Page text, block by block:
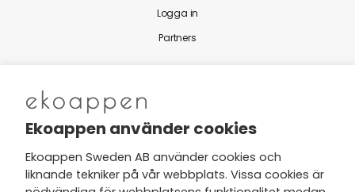
Logga in
Partners
Nytt från Ekoappen
Jag har tagit del av Ekoappens
Ekoappen använder cookies
Ekoappen Sweden AB använder cookies och
liknande tekniker på vår webbplats. Vissa cookies är